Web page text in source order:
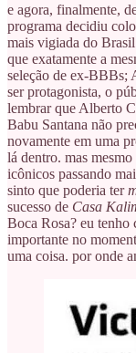
e agora, finalmente,
programa decidiu
mais vigiada do
que exatamente a
seleção de ex-BBBs;
ser protagonista, o
lembrar que Alberto
Babu Santana não
novamente em uma
lá dentro. mas
icônicos passando
sinto que poderia ter
sucesso de Casa
Boca Rosa? eu tenho
importante no
uma coisa. por onde